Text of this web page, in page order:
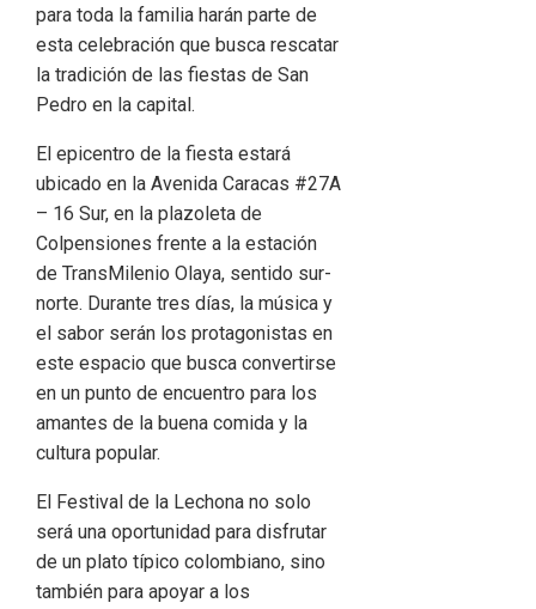
para toda la familia harán parte de
esta celebración que busca rescatar
la tradición de las fiestas de San
Pedro en la capital.
El epicentro de la fiesta estará
ubicado en la Avenida Caracas #27A
– 16 Sur, en la plazoleta de
Colpensiones frente a la estación
de TransMilenio Olaya, sentido sur-
norte. Durante tres días, la música y
el sabor serán los protagonistas en
este espacio que busca convertirse
en un punto de encuentro para los
amantes de la buena comida y la
cultura popular.
El Festival de la Lechona no solo
será una oportunidad para disfrutar
de un plato típico colombiano, sino
también para apoyar a los